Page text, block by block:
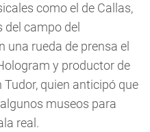
como el de Callas,
campo del
una rueda de prensa el
y productor de
quien anticipó que
museos para
real.